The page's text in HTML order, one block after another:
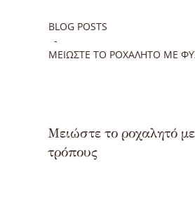
BLOG POSTS
ΜΕΙΏΣΤΕ ΤΟ ΡΟΧΑΛΗΤΌ ΜΕ
Μειώστε το ροχαλητό
τρόπους